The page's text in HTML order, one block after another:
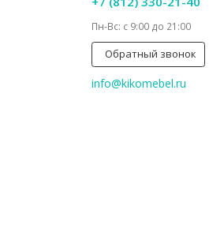
Пн-Вс: с 9:00 до 21:00
Обратный звонок
info@kikomebel.ru